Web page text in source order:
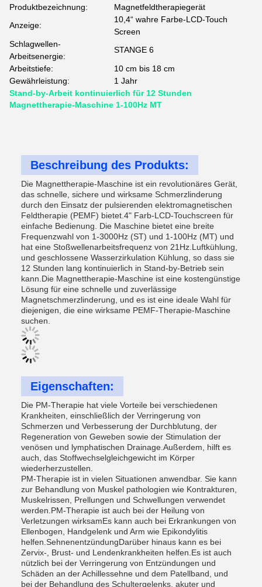
Produktbezeichnung:
Magnetfeldtherapiegerät
Anzeige:
10,4“ wahre Farbe-LCD-Touch
Screen
Schlagwellen-
Arbeitsenergie:
STANGE 6
Arbeitstiefe:
10 cm bis 18 cm
Gewährleistung:
1 Jahr
Stand-by-Arbeit kontinuierlich für 12 Stunden
Magnettherapie-Maschine 1-100Hz MT
Beschreibung des Produkts:
Die Magnettherapie-Maschine ist ein revolutionäres Gerät,
das schnelle, sichere und wirksame Schmerzlinderung
durch den Einsatz der pulsierenden elektromagnetischen
Feldtherapie (PEMF) bietet.4" Farb-LCD-Touchscreen für
einfache Bedienung. Die Maschine bietet eine breite
Frequenzwahl von 1-3000Hz (ST) und 1-100Hz (MT) und
hat eine Stoßwellenarbeitsfrequenz von 21Hz.Luftkühlung,
und geschlossene Wasserzirkulation Kühlung, so dass sie
12 Stunden lang kontinuierlich in Stand-by-Betrieb sein
kann.Die Magnettherapie-Maschine ist eine kostengünstige
Lösung für eine schnelle und zuverlässige
Magnetschmerzlinderung, und es ist eine ideale Wahl für
diejenigen, die eine wirksame PEMF-Therapie-Maschine
suchen.
Eigenschaften:
Die PM-Therapie hat viele Vorteile bei verschiedenen
Krankheiten, einschließlich der Verringerung von
Schmerzen und Verbesserung der Durchblutung, der
Regeneration von Geweben sowie der Stimulation der
venösen und lymphatischen Drainage.Außerdem, hilft es
auch, das Stoffwechselgleichgewicht im Körper
wiederherzustellen.
PM-Therapie ist in vielen Situationen anwendbar. Sie kann
zur Behandlung von Muskel pathologien wie Kontrakturen,
Muskelrissen, Prellungen und Schwellungen verwendet
werden.PM-Therapie ist auch bei der Heilung von
Verletzungen wirksamEs kann auch bei Erkrankungen von
Ellenbogen, Handgelenk und Arm wie Epikondylitis
helfen.SehnenentzündungDarüber hinaus kann es bei
Zervix-, Brust- und Lendenkrankheiten helfen.Es ist auch
nützlich bei der Verringerung von Entzündungen und
Schäden an der Achillessehne und dem Patellband, und
bei der Behandlung des Schultergelenks, akuter und